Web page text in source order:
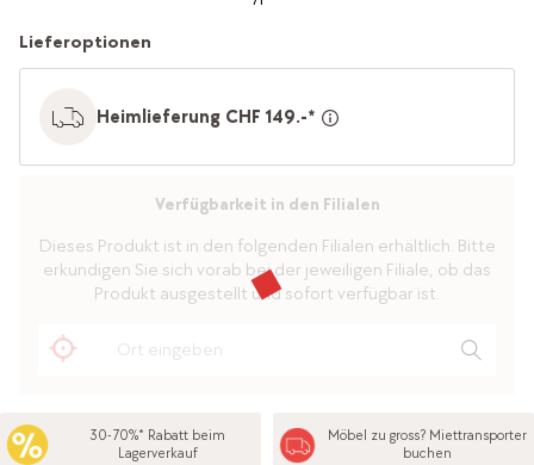
Lieferoptionen
Heimlieferung CHF 149.-*
Verfügbarkeit in den Filialen
Dieses Produkt ist in den folgenden Filialen erhältlich. Bitte
erkundigen Sie sich vorab bei der jeweiligen Filiale, ob das
Produkt ausgestellt und sofort verfügbar ist.
30-70%* Rabatt beim
Lagerverkauf
Möbel zu gross? Miettransporter
buchen